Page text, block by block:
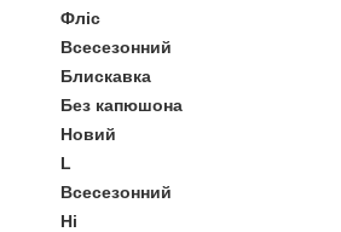
Фліс
Всесезонний
Блискавка
Без капюшона
Новий
L
Всесезонний
Ні